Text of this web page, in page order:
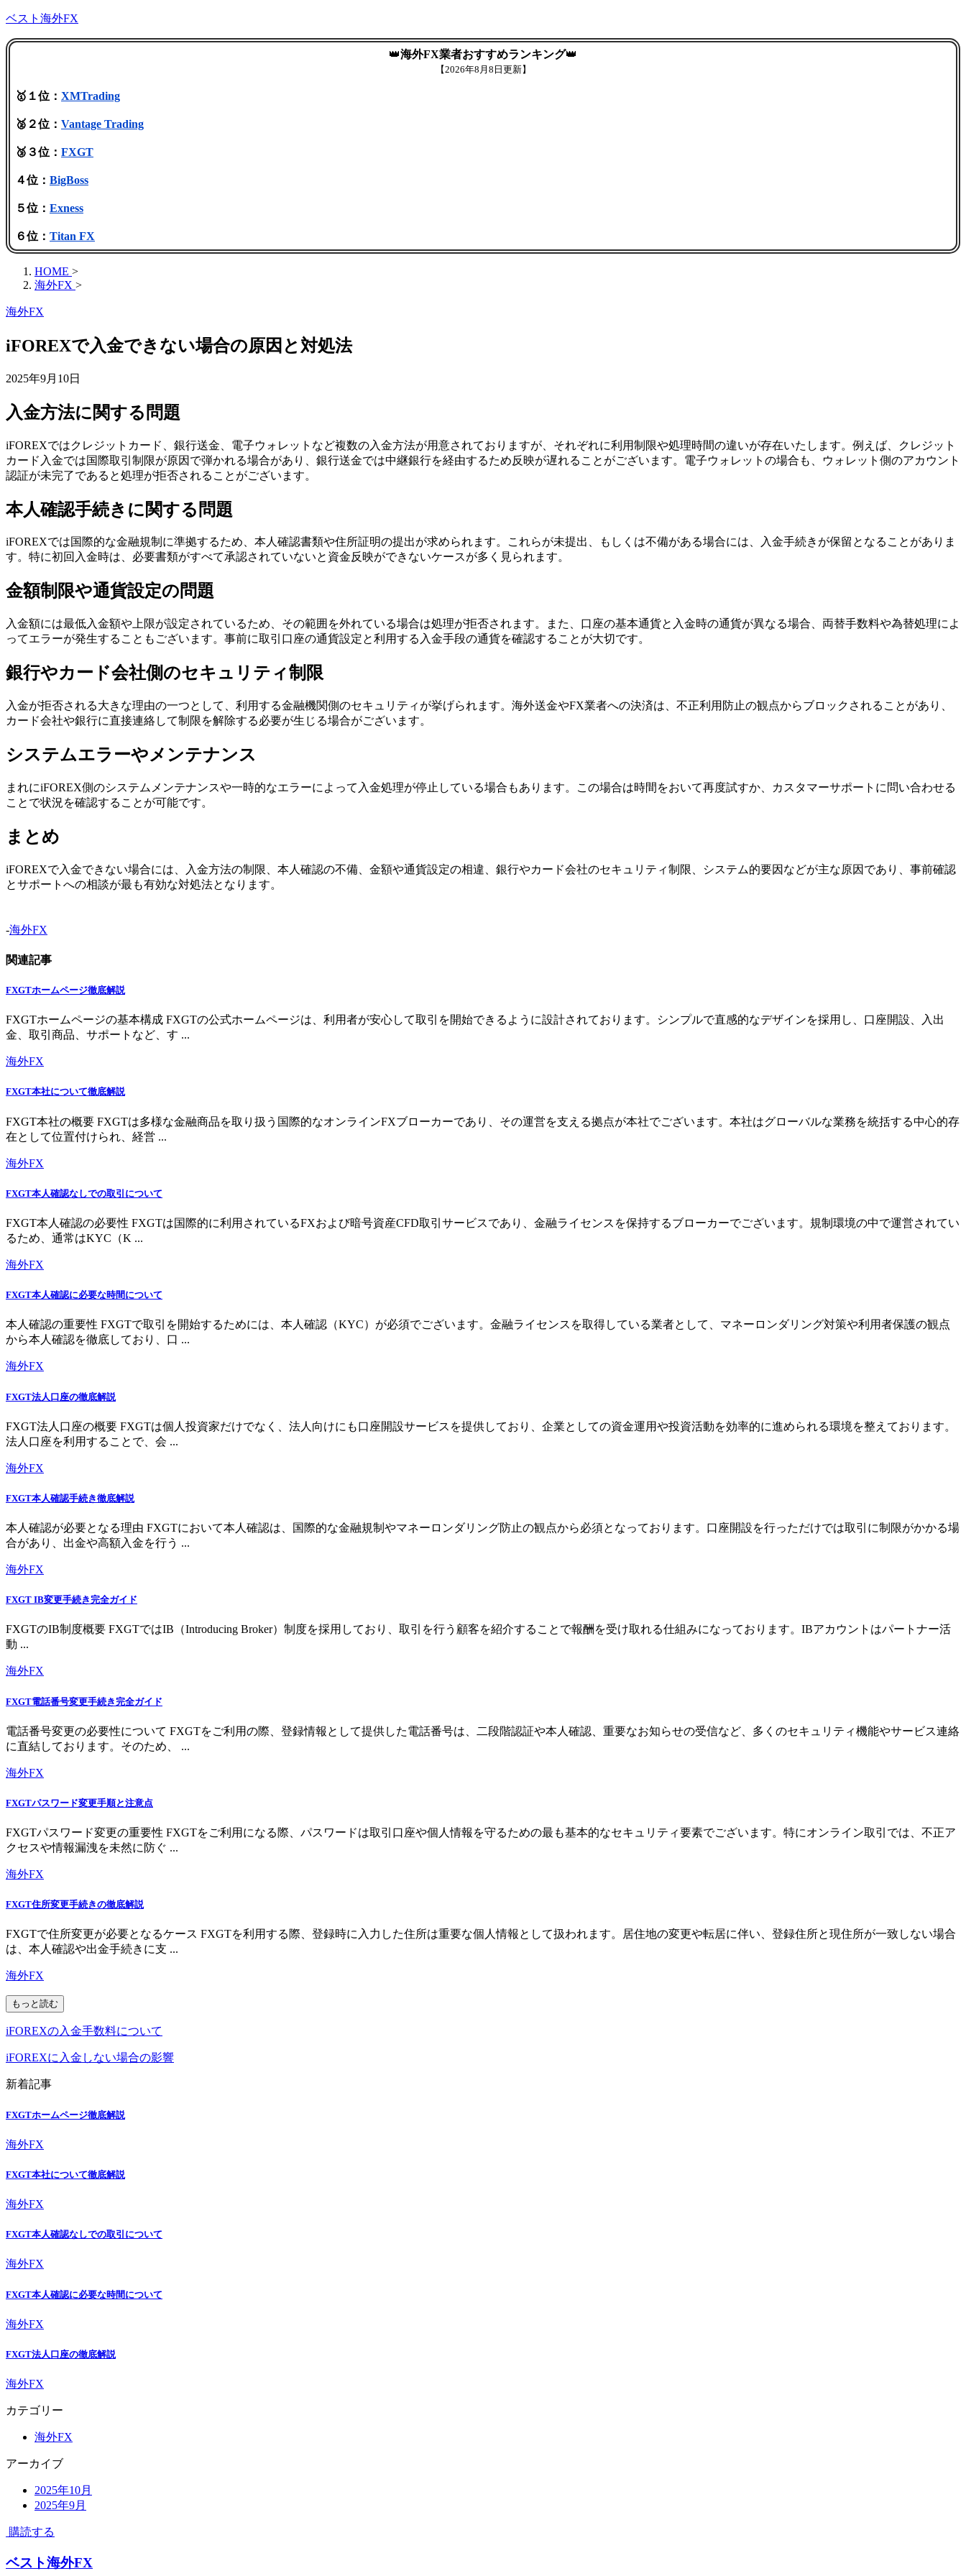
ベスト海外FX
👑海外FX業者おすすめランキング👑
【2026年8月8日更新】
🥇１位： XMTrading
🥈２位： Vantage Trading
🥉３位： FXGT
４位： BigBoss
５位： Exness
６位： Titan FX
HOME >
海外FX >
海外FX
iFOREXで入金できない場合の原因と対処法
2025年9月10日
入金方法に関する問題
iFOREXではクレジットカード、銀行送金、電子ウォレットなど複数の入金方法が用意されておりますが、それぞれに利用制限や処理時間の違いが存在いたします。例えば、クレジット
カード入金では国際取引制限が原因で弾かれる場合があり、銀行送金では中継銀行を経由するため反映が遅れることがございます。電子ウォレットの場合も、ウォレット側のアカウント
認証が未完了であると処理が拒否されることがございます。
本人確認手続きに関する問題
iFOREXでは国際的な金融規制に準拠するため、本人確認書類や住所証明の提出が求められます。これらが未提出、もしくは不備がある場合には、入金手続きが保留となることがありま
す。特に初回入金時は、必要書類がすべて承認されていないと資金反映ができないケースが多く見られます。
金額制限や通貨設定の問題
入金額には最低入金額や上限が設定されているため、その範囲を外れている場合は処理が拒否されます。また、口座の基本通貨と入金時の通貨が異なる場合、両替手数料や為替処理によ
ってエラーが発生することもございます。事前に取引口座の通貨設定と利用する入金手段の通貨を確認することが大切です。
銀行やカード会社側のセキュリティ制限
入金が拒否される大きな理由の一つとして、利用する金融機関側のセキュリティが挙げられます。海外送金やFX業者への決済は、不正利用防止の観点からブロックされることがあり、
カード会社や銀行に直接連絡して制限を解除する必要が生じる場合がございます。
システムエラーやメンテナンス
まれにiFOREX側のシステムメンテナンスや一時的なエラーによって入金処理が停止している場合もあります。この場合は時間をおいて再度試すか、カスタマーサポートに問い合わせる
ことで状況を確認することが可能です。
まとめ
iFOREXで入金できない場合には、入金方法の制限、本人確認の不備、金額や通貨設定の相違、銀行やカード会社のセキュリティ制限、システム的要因などが主な原因であり、事前確認
とサポートへの相談が最も有効な対処法となります。
-海外FX
関連記事
FXGTホームページ徹底解説
FXGTホームページの基本構成 FXGTの公式ホームページは、利用者が安心して取引を開始できるように設計されております。シンプルで直感的なデザインを採用し、口座開設、入出
金、取引商品、サポートなど、す ...
海外FX
FXGT本社について徹底解説
FXGT本社の概要 FXGTは多様な金融商品を取り扱う国際的なオンラインFXブローカーであり、その運営を支える拠点が本社でございます。本社はグローバルな業務を統括する中心的存
在として位置付けられ、経営 ...
海外FX
FXGT本人確認なしでの取引について
FXGT本人確認の必要性 FXGTは国際的に利用されているFXおよび暗号資産CFD取引サービスであり、金融ライセンスを保持するブローカーでございます。規制環境の中で運営されてい
るため、通常はKYC（K ...
海外FX
FXGT本人確認に必要な時間について
本人確認の重要性 FXGTで取引を開始するためには、本人確認（KYC）が必須でございます。金融ライセンスを取得している業者として、マネーロンダリング対策や利用者保護の観点
から本人確認を徹底しており、口 ...
海外FX
FXGT法人口座の徹底解説
FXGT法人口座の概要 FXGTは個人投資家だけでなく、法人向けにも口座開設サービスを提供しており、企業としての資金運用や投資活動を効率的に進められる環境を整えております。
法人口座を利用することで、会 ...
海外FX
FXGT本人確認手続き徹底解説
本人確認が必要となる理由 FXGTにおいて本人確認は、国際的な金融規制やマネーロンダリング防止の観点から必須となっております。口座開設を行っただけでは取引に制限がかかる場
合があり、出金や高額入金を行う ...
海外FX
FXGT IB変更手続き完全ガイド
FXGTのIB制度概要 FXGTではIB（Introducing Broker）制度を採用しており、取引を行う顧客を紹介することで報酬を受け取れる仕組みになっております。IBアカウントはパートナー活
動 ...
海外FX
FXGT電話番号変更手続き完全ガイド
電話番号変更の必要性について FXGTをご利用の際、登録情報として提供した電話番号は、二段階認証や本人確認、重要なお知らせの受信など、多くのセキュリティ機能やサービス連絡
に直結しております。そのため、 ...
海外FX
FXGTパスワード変更手順と注意点
FXGTパスワード変更の重要性 FXGTをご利用になる際、パスワードは取引口座や個人情報を守るための最も基本的なセキュリティ要素でございます。特にオンライン取引では、不正ア
クセスや情報漏洩を未然に防ぐ ...
海外FX
FXGT住所変更手続きの徹底解説
FXGTで住所変更が必要となるケース FXGTを利用する際、登録時に入力した住所は重要な個人情報として扱われます。居住地の変更や転居に伴い、登録住所と現住所が一致しない場合
は、本人確認や出金手続きに支 ...
海外FX
もっと読む
iFOREXの入金手数料について
iFOREXに入金しない場合の影響
新着記事
FXGTホームページ徹底解説
海外FX
FXGT本社について徹底解説
海外FX
FXGT本人確認なしでの取引について
海外FX
FXGT本人確認に必要な時間について
海外FX
FXGT法人口座の徹底解説
海外FX
カテゴリー
海外FX
アーカイブ
2025年10月
2025年9月
購読する
ベスト海外FX